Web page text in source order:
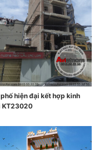
hiện đại kết hợp kinh
KT23020